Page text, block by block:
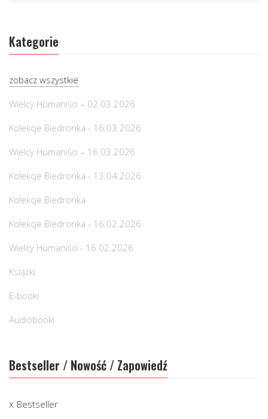
Kategorie
zobacz wszystkie
Wielcy Humaniści – 02.03.2026
Kolekcje Biedronka - 16.03.2026
Wielcy Humaniści – 16.03.2026
Kolekcje Biedronka - 13.04.2026
Kolekcje Biedronka
Kolekcje Biedronka - 16.02.2026
Wielcy Humaniści - 16.02.2026
Książki
E-booki
Audiobooki
Bestseller / Nowość / Zapowiedź
Bestseller